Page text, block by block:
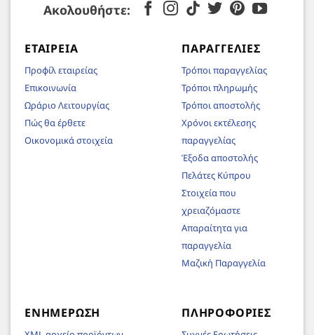
Ακολουθήστε:
ΕΤΑΙΡΕΊΑ
Προφίλ εταιρείας
Επικοινωνία
Ωράριο Λειτουργίας
Πώς θα έρθετε
Οικονομικά στοιχεία
ΠΑΡΑΓΓΕΛΊΕΣ
Τρόποι παραγγελίας
Τρόποι πληρωμής
Τρόποι αποστολής
Χρόνοι εκτέλεσης
παραγγελίας
Έξοδα αποστολής
Πελάτες Κύπρου
Στοιχεία που
χρειαζόμαστε
Απαραίτητα για
παραγγελία
Μαζική Παραγγελία
ΕΝΗΜΈΡΩΣΗ ΠΛΗΡΟΦΟΡΊΕΣ